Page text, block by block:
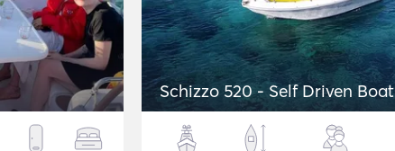
Schizzo 520 - Self Driven Boat